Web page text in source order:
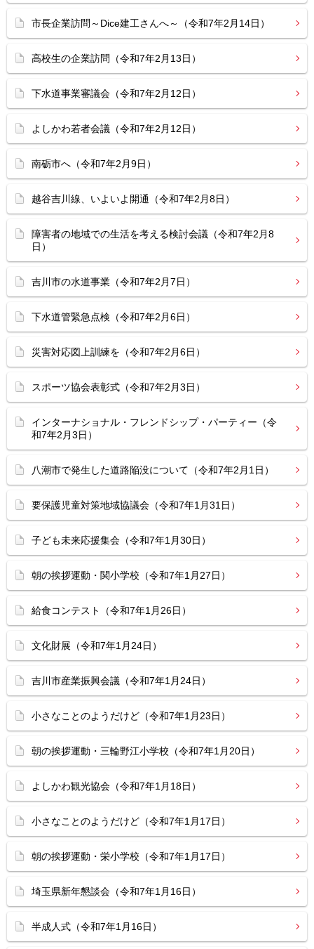
市長企業訪問～Dice建工さんへ～（令和7年2月14日）
高校生の企業訪問（令和7年2月13日）
下水道事業審議会（令和7年2月12日）
よしかわ若者会議（令和7年2月12日）
南砺市へ（令和7年2月9日）
越谷吉川線、いよいよ開通（令和7年2月8日）
障害者の地域での生活を考える検討会議（令和7年2月8
日）
吉川市の水道事業（令和7年2月7日）
下水道管緊急点検（令和7年2月6日）
災害対応図上訓練を（令和7年2月6日）
スポーツ協会表彰式（令和7年2月3日）
インターナショナル・フレンドシップ・パーティー（令
和7年2月3日）
八潮市で発生した道路陥没について（令和7年2月1日）
要保護児童対策地域協議会（令和7年1月31日）
子ども未来応援集会（令和7年1月30日）
朝の挨拶運動・関小学校（令和7年1月27日）
給食コンテスト（令和7年1月26日）
文化財展（令和7年1月24日）
吉川市産業振興会議（令和7年1月24日）
小さなことのようだけど（令和7年1月23日）
朝の挨拶運動・三輪野江小学校（令和7年1月20日）
よしかわ観光協会（令和7年1月18日）
小さなことのようだけど（令和7年1月17日）
朝の挨拶運動・栄小学校（令和7年1月17日）
埼玉県新年懇談会（令和7年1月16日）
半成人式（令和7年1月16日）